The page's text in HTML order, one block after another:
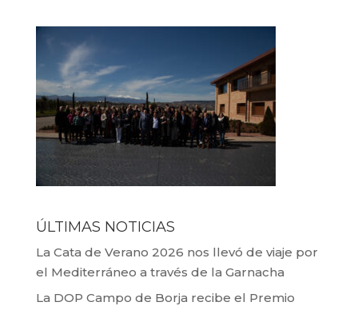
ÚLTIMAS NOTICIAS
La Cata de Verano 2026 nos llevó de viaje por
el Mediterráneo a través de la Garnacha
La DOP Campo de Borja recibe el Premio